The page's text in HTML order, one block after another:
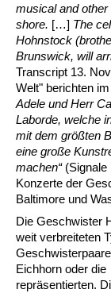
musical and
shore. […] The
Hohnstock
Brunswick, will
Transcript 13.
Welt" berichten
Adele und Herr
Laborde, welche
mit dem größten
eine große
machen“ (Signale
Konzerte der
Baltimore und
Die Geschwister
weit verbreiteten
Eichhorn oder
repräsentierten.